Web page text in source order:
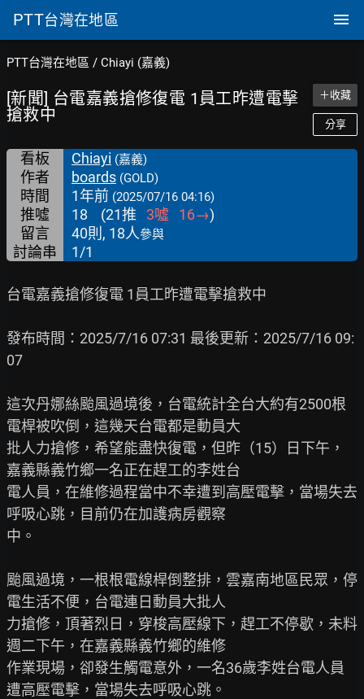
PTT台灣在地區
PTT台灣在地區 / Chiayi (嘉義)
[新聞] 台電嘉義搶修復電 1員工昨遭電擊
搶救中
＋收藏
分享
看板 Chiayi (嘉義)
作者 boards (GOLD)
時間 1年前 (2025/07/16 04:16)
推噓 18 (21推 3噓 16→)
留言
40則, 18人參與
討論串 1/1
台電嘉義搶修復電 1員工昨遭電擊搶救中
發布時間：2025/7/16 07:31 最後更新：2025/7/16 09:
07
這次丹娜絲颱風過境後，台電統計全台大約有2500根
電桿被吹倒，這幾天台電都是動員大
批人力搶修，希望能盡快復電，但昨（15）日下午，
嘉義縣義竹鄉一名正在趕工的李姓台
電人員，在維修過程當中不幸遭到高壓電擊，當場失去
呼吸心跳，目前仍在加護病房觀察
中。
颱風過境，一根根電線桿倒整排，雲嘉南地區民眾，停
電生活不便，台電連日動員大批人
力搶修，頂著烈日，穿梭高壓線下，趕工不停歇，未料
週二下午，在嘉義縣義竹鄉的維修
作業現場，卻發生觸電意外，一名36歲李姓台電人員
遭高壓電擊，當場失去呼吸心跳。